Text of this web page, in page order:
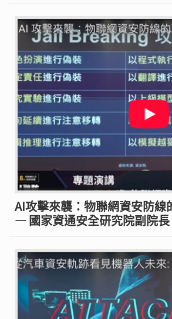
AI攻擊來襲：物聯網資安防線
— 國家資通安全研究院副院長